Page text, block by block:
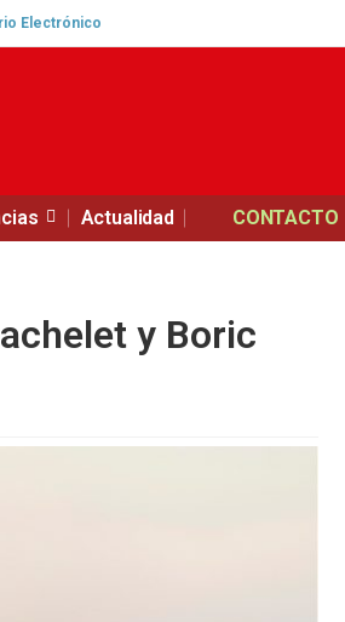
Electrónico
Actualidad CONTACTO
y Boric